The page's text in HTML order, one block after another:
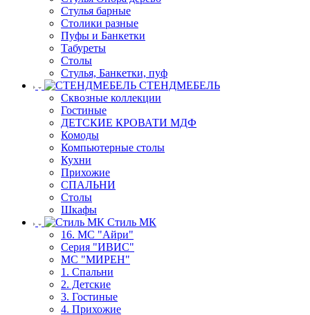
Стулья барные
Столики разные
Пуфы и Банкетки
Табуреты
Столы
Стулья, Банкетки, пуф
СТЕНДМЕБЕЛЬ
Сквозные коллекции
Гостиные
ДЕТСКИЕ КРОВАТИ МДФ
Комоды
Компьютерные столы
Кухни
Прихожие
СПАЛЬНИ
Столы
Шкафы
Стиль МК
16. МС "Айри"
Серия "ИВИС"
МС "МИРЕН"
1. Спальни
2. Детские
3. Гостиные
4. Прихожие